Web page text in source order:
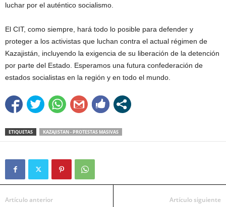
luchar por el auténtico socialismo.
El CIT, como siempre, hará todo lo posible para defender y
proteger a los activistas que luchan contra el actual régimen de
Kazajistán, incluyendo la exigencia de su liberación de la detención
por parte del Estado. Esperamos una futura confederación de
estados socialistas en la región y en todo el mundo.
ETIQUETAS KAZAJISTAN - PROTESTAS MASIVAS
Artículo anterior Artículo siguiente